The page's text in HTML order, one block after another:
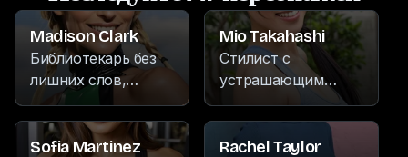
Madison Clark
Библиотекарь без
лишних слов,
которая
завоевывает
уважение своей
Mio Takahashi
Стилист с
устрашающим
поведением, она
проводит
свободное время,
Sofia Martinez Rachel Taylor